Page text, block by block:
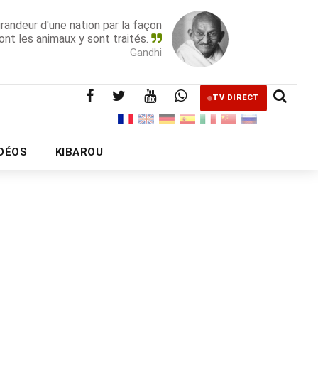
d'une nation par la façon
les animaux y sont traités.
Gandhi
TV DIRECT
KIBAROU